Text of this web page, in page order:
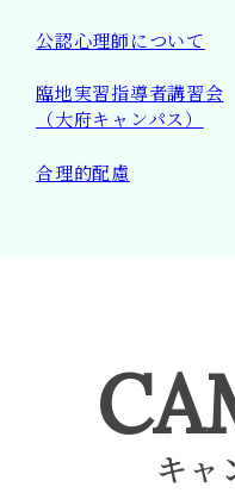
公認心理師について
臨地実習指導者講習会
（大府キャンパス）
合理的配慮
キャ